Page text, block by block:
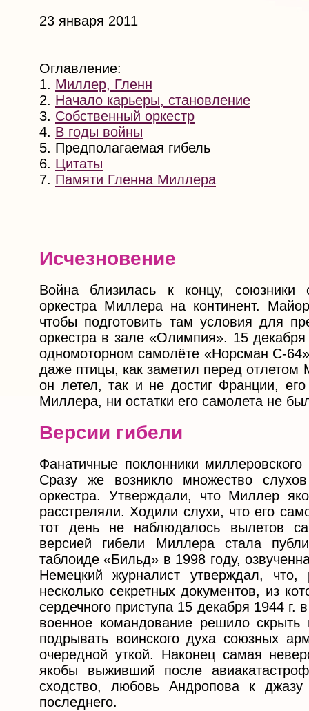
23 января 2011
Оглавление:
1. Миллер, Гленн
2. Начало карьеры, становление
3. Собственный оркестр
4. В годы войны
5. Предполагаемая гибель
6. Цитаты
7. Памяти Гленна Миллера
Исчезновение
Война близилась к концу, союзники
оркестра Миллера на континент.
чтобы подготовить там условия для
оркестра в зале «Олимпия». 15
одномоторном самолёте «Норсман С-
даже птицы, как заметил перед
он летел, так и не достиг Франции,
Миллера, ни остатки его самолета не
Версии гибели
Фанатичные поклонники
Сразу же возникло множество
оркестра. Утверждали, что Миллер
расстреляли. Ходили слухи, что его
тот день не наблюдалось вылетов
версией гибели Миллера стала
таблоиде «Бильд» в 1998 году,
Немецкий журналист утверждал,
несколько секретных документов, из
сердечного приступа 15 декабря 1944 г.
военное командование решило
подрывать воинского духа союзных
очередной уткой. Наконец самая
якобы выживший после
сходство, любовь Андропова к
последнего.